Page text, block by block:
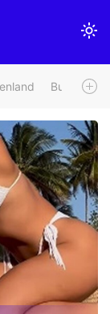
Buitenland